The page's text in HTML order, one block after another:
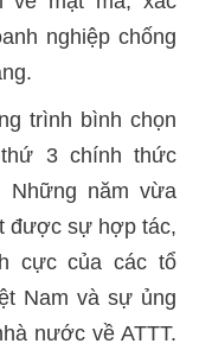
nghiệp chống
trình bình chọn
3 chính thức
Những năm vừa
được sự hợp tác,
cực của các tổ
Nam và sự ủng
nước về ATTT.